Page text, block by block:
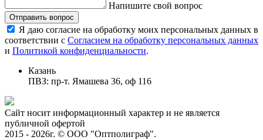
Напишите свой вопрос
Отправить вопрос
Я даю согласие на обработку моих персональных данных в
соответствии с Согласием на обработку персональных данных
и Политикой конфиденциальности.
Казань
ПВЗ: пр-т. Ямашева 36, оф 116
Сайт носит информационный характер и не является
публичной офертой
2015 - 2026г. © ООО "Оптполиграф".